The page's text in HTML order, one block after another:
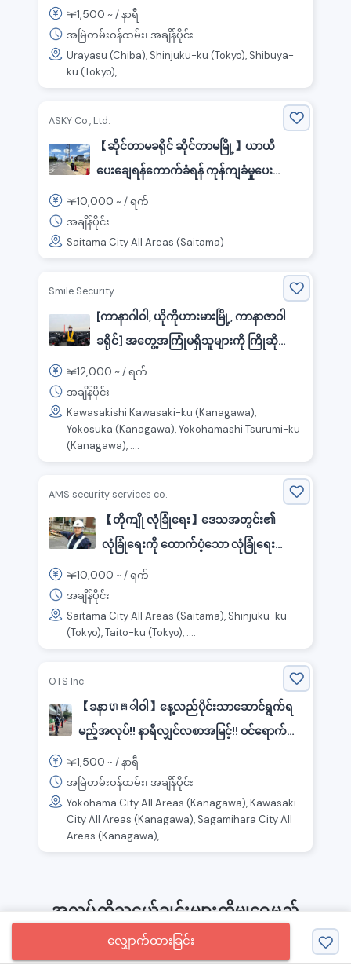
လျှောက်ထားခြင်း
ကျြမြင့်!!ဝင်ရောက်လုပ်သားသည်အတွက် ဆုငွေ
အများဆုံး ၂၀ သိန်း! လုံခြုံရေးအလုပ်!
￥1,500 ~ /နာရီ
အမြဲတမ်းဝန်ထမ်း၊ အချိန်ပိုင်း
Urayasu (Chiba), Shinjuku-ku (Tokyo), Shibuya-
ku (Tokyo), ....
ASKY Co., Ltd.
【ဆိုင်တာမခရိုင် ဆိုင်တာမမြို့】ယာယီ
ပေးချေရန်ကောက်ခံရန် ကုန်ကျခံမှုပေး
နိုင်သည်။နေ့စဉ်ငွေသားအပေးခံရသည်။
ယာယီသမားရည်မှူးကိုခေါ်ယူခြင်း။
￥10,000 ~ /ရက်
အချိန်ပိုင်း
Saitama City All Areas (Saitama)
Smile Security
[ကာနာဂါဝါ, ယိုကိုဟားမားမြို့, ကာနာဇာဝါ
ခရိုင်] အတွေ့အကြုံမရှိသူများကို ကြိုဆို
ပါသည်။ လမ်းပိတ် အချက်ပေး မျက်စိစောင့်
ကြည့်ရေး အမှုထမ်းအလိုရှိသည်။
￥12,000 ~ /ရက်
အချိန်ပိုင်း
Kawasakishi Kawasaki-ku (Kanagawa),
Yokosuka (Kanagawa), Yokohamashi Tsurumi-ku
(Kanagawa), ....
AMS security services co.
【တိုကျို လုံခြုံရေး】ဒေသအတွင်း၏
လုံခြုံရေးကို ထောက်ပံ့သော လုံခြုံရေး
အလုပ်
￥10,000 ~ /ရက်
အချိန်ပိုင်း
Saitama City All Areas (Saitama), Shinjuku-ku
(Tokyo), Taito-ku (Tokyo), ....
OTS Inc
【ခနာហ្គါဝါ】နေ့လည်ပိုင်းသာဆောင်ရွက်ရ
မည့်အလုပ်!! နာရီလျှင်လစာအမြင့်!! ဝင်ရောက်
လျှင်အမှတ်တရငွေကြေးအများဆုံး ၂၀ သိန်း!
လုံခြုံရေးအလုပ်!
￥1,500 ~ /နာရီ
အမြဲတမ်းဝန်ထမ်း၊ အချိန်ပိုင်း
Yokohama City All Areas (Kanagawa), Kawasaki
City All Areas (Kanagawa), Sagamihara City All
Areas (Kanagawa), ....
အလုပ်ကိုသူငယ်ချင်းများကိုမျှဝေမည်